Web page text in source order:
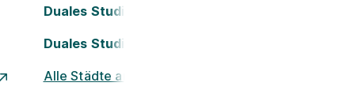
Duales Studium Köln
Duales Studium Nürnberg
Alle Städte ansehen